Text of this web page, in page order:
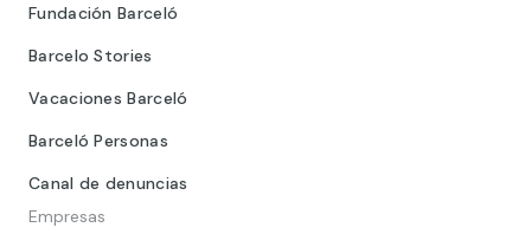
Fundación Barceló
Barcelo Stories
Vacaciones Barceló
Barceló Personas
Canal de denuncias
Empresas